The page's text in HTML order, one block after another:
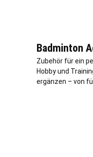
Badminton
Zubehör für ein
Hobby und
ergänzen – von